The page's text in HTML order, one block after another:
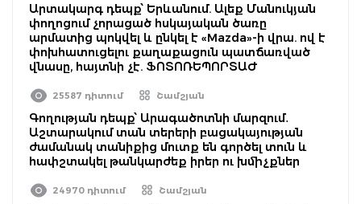
Արտակարգ դեպք՝ Երևանում. Ալեք Մանուկյան
փողոցում չորացած հսկայական ծառը
արմատից պոկվել և ընկել է «Mazda»-ի վրա. ով է
փոխհատուցելու քաղաքացուն պատճառված
վնասը, հայտնի չէ. ՖՈՏՈՌԵՊՈՐՏԱԺ
25587 դիտում Շամշյան
Գողության դեպք՝ Արագածոտնի մարզում․
Աշտարակում տան տերերի բացակայության
ժամանակ տանիքից մուտք են գործել տուն և
հափշտակել թանկարժեք իրեր ու խմիչքներ
24970 դիտում Շամշյան